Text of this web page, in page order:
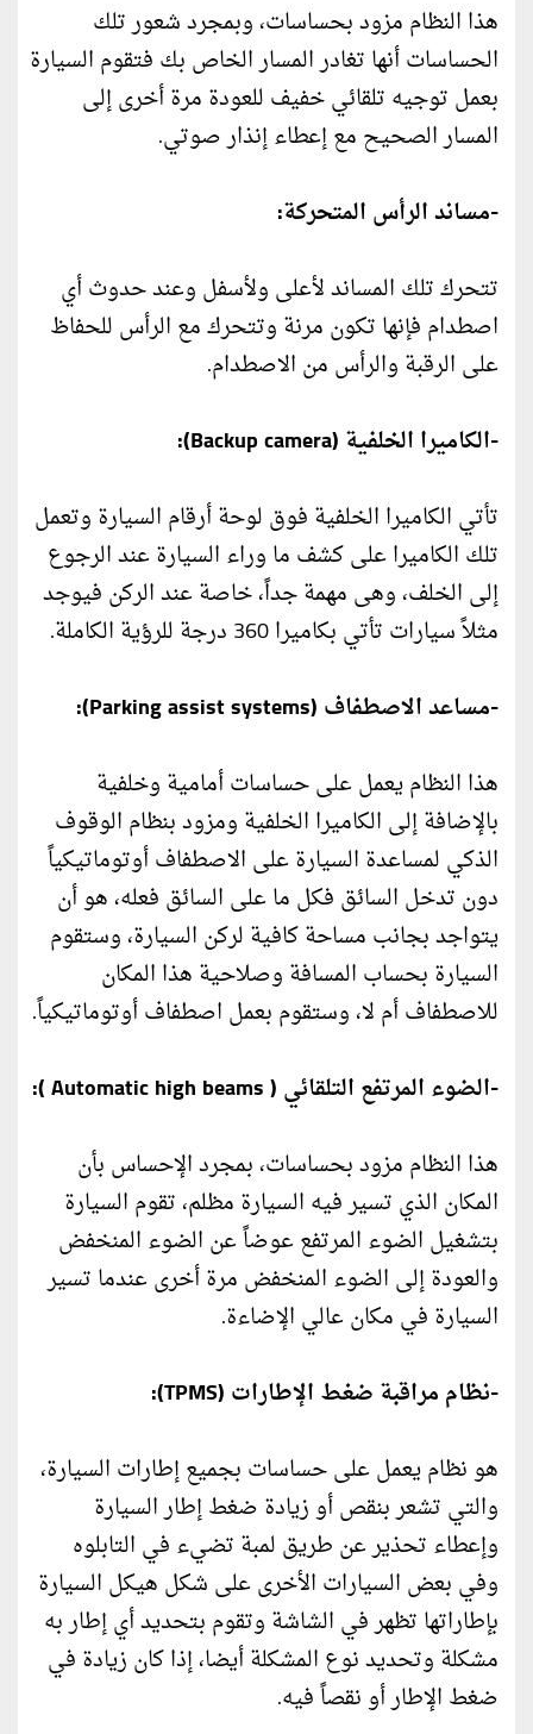
هذا النظام مزود بحساسات، وبمجرد شعور تلك
الحساسات أنها تغادر المسار الخاص بك فتقوم السيارة
بعمل توجيه تلقائي خفيف للعودة مرة أخرى إلى
المسار الصحيح مع إعطاء إنذار صوتي.
-مساند الرأس المتحركة:
تتحرك تلك المساند لأعلى ولأسفل وعند حدوث أي
اصطدام فإنها تكون مرنة وتتحرك مع الرأس للحفاظ
على الرقبة والرأس من الاصطدام.
-الكاميرا الخلفية (Backup camera):
تأتي الكاميرا الخلفية فوق لوحة أرقام السيارة وتعمل
تلك الكاميرا على كشف ما وراء السيارة عند الرجوع
إلى الخلف، وهى مهمة جداً، خاصة عند الركن فيوجد
مثلاً سيارات تأتي بكاميرا 360 درجة للرؤية الكاملة.
-مساعد الاصطفاف (Parking assist systems):
هذا النظام يعمل على حساسات أمامية وخلفية
بالإضافة إلى الكاميرا الخلفية ومزود بنظام الوقوف
الذكي لمساعدة السيارة على الاصطفاف أوتوماتيكياً
دون تدخل السائق فكل ما على السائق فعله، هو أن
يتواجد بجانب مساحة كافية لركن السيارة، وستقوم
السيارة بحساب المسافة وصلاحية هذا المكان
للاصطفاف أم لا، وستقوم بعمل اصطفاف أوتوماتيكياً.
-الضوء المرتفع التلقائي ( Automatic high beams ):
هذا النظام مزود بحساسات، بمجرد الإحساس بأن
المكان الذي تسير فيه السيارة مظلم، تقوم السيارة
بتشغيل الضوء المرتفع عوضاً عن الضوء المنخفض
والعودة إلى الضوء المنخفض مرة أخرى عندما تسير
السيارة في مكان عالي الإضاءة.
-نظام مراقبة ضغط الإطارات (TPMS):
هو نظام يعمل على حساسات بجميع إطارات السيارة،
والتي تشعر بنقص أو زيادة ضغط إطار السيارة
وإعطاء تحذير عن طريق لمبة تضيء في التابلوه
وفي بعض السيارات الأخرى على شكل هيكل السيارة
بإطاراتها تظهر في الشاشة وتقوم بتحديد أي إطار به
مشكلة وتحديد نوع المشكلة أيضا، إذا كان زيادة في
ضغط الإطار أو نقصاً فيه.